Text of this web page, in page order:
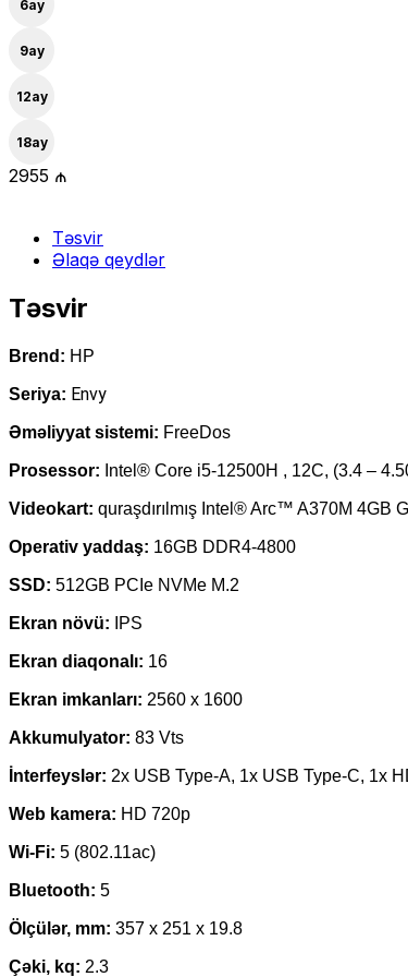
6ay
9ay
12ay
18ay
2955 ₼
Təsvir
Əlaqə qeydlər
Təsvir
Brend: HP
Seriya: Envy
Əməliyyat sistemi: FreeDos
Prosessor: Intel® Core i5-12500H , 12C, (3.4 –
Videokart: quraşdırılmış Intel® Arc™ A370M 4GB
Operativ yaddaş: 16GB DDR4-4800
SSD: 512GB PCIe NVMe M.2
Ekran növü: IPS
Ekran diaqonalı: 16
Ekran imkanları: 2560 x 1600
Akkumulyator: 83 Vts
İnterfeyslər: 2x USB Type-A, 1x USB Type-C, 1x
Web kamera: HD 720p
Wi-Fi: 5 (802.11ac)
Bluetooth: 5
Ölçülər, mm: 357 x 251 x 19.8
Çəki, kq: 2.3